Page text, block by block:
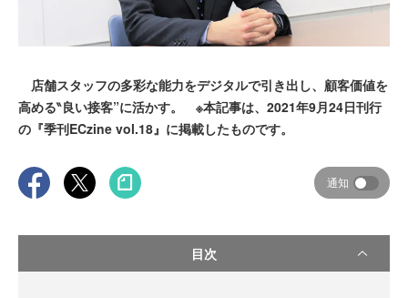
店舗スタッフの多彩な能力をデジタルで引き出し、顧客価値を
高める‶良い接客”に活かす。 ※本記事は、2021年9月24日刊行
の『季刊ECzine vol.18』に掲載したものです。
通知
目次